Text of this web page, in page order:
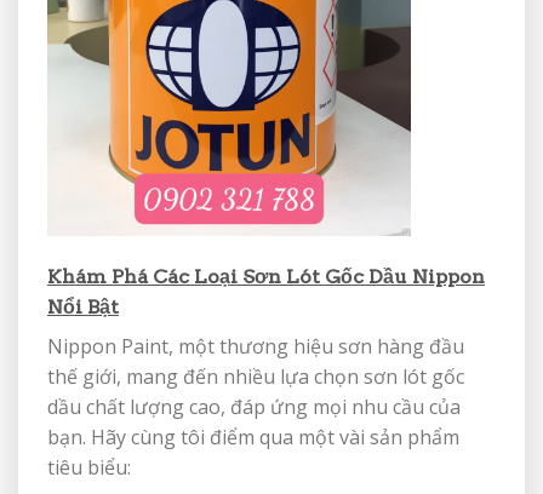
Khám Phá Các Loại Sơn Lót Gốc Dầu Nippon
Nổi Bật
Nippon Paint, một thương hiệu sơn hàng đầu
thế giới, mang đến nhiều lựa chọn sơn lót gốc
dầu chất lượng cao, đáp ứng mọi nhu cầu của
bạn. Hãy cùng tôi điểm qua một vài sản phẩm
tiêu biểu: